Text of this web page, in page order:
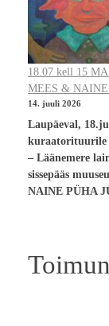
18.07 kell 15
MEES & NAINE
14. juuli 2026
Laupäeval,
kuraatorituurile
– Läänemere
sissepääs
NAINE PÜHA